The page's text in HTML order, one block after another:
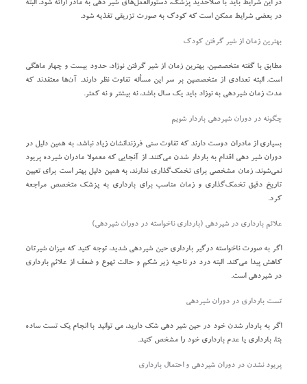
در این شرایط باید با صلاحدید پزشک، دستورالعمل‌های شیر دهی به مادر ارائه شود. البته
در بعضی شرایط ممکن است که کودک به صورت تزریقی تغذیه شود.
بهترین زمان از شیر گرفتن کودک
مطابق با گفته متخصصین، بهترین زمان از شیر گرفتن نوزاد، حدود بیست و چهار ماهگی
است. البته تعدادی از متخصصین بر سر این مسأله تفاوت نظر دارند. آن‌ها معتقدند که
مدت زمان شیردهی به نوزاد باید یک سال باشد، نه بیشتر و نه کمتر.
چگونه در دوران شیردهی باردار شویم
بسیاری از مادران دوست دارند که تفاوت سنی فرزندانشان زیاد نباشد، به همین دلیل در
دوران شیر دهی اقدام به باردار شدن می‌کنند. از آنجایی که معمولا مادران شیرده پریود
نمی‌شوند، زمان مشخصی برای تخمک‌گذاری ندارند، به همین دلیل بهتر است برای تعیین
تاریخ دقیق تخمک‌گذاری و زمان مناسب برای بارداری به پزشک متخصص مراجعه
کرد.
علائم بارداری در شیردهی (بارداری ناخواسته در دوران شیردهی)
اگر به صورت ناخواسته درگیر بارداری حین شیردهی شدید، توجه کنید که میزان شیرتان
کاهش پیدا می‌کند. البته درد در ناحیه زیر شکم و حالت تهوع و ضعف از علائم بارداری
در شیردهی است.
تست بارداری در دوران شیردهی
اگر به باردار شدن خود در حین شیر دهی شک دارید، می توانید با انجام یک تست ساده
بتا، بارداری یا عدم بارداری‌ خود را مشخص کنید.
پریود نشدن در دوران شیردهی و احتمال بارداری